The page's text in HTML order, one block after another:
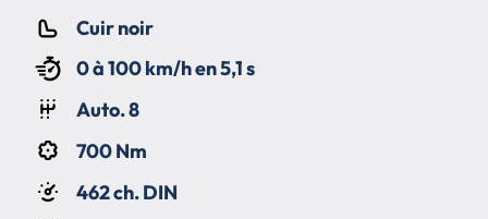
Cuir noir
0 à 100 km/h en 5,1 s
Auto. 8
700 Nm
462 ch. DIN